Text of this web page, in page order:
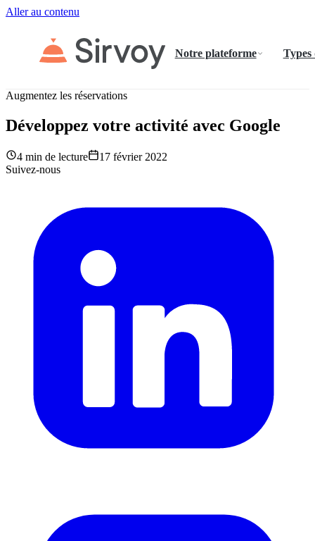
Aller au contenu
Notre plateforme Types
Augmentez les réservations
Développez votre activité avec Google
4 min de lecture
17 février 2022
Suivez-nous